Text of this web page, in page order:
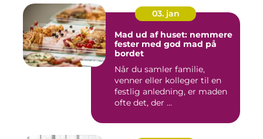
03. jan
Mad ud af huset: nemmere
fester med god mad på
bordet
Når du samler familie,
venner eller kolleger til en
festlig anledning, er maden
ofte det, der ...